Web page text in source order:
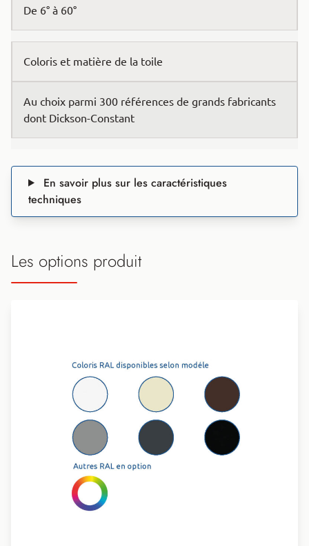
De 6° à 60°
Coloris et matière de la toile
Au choix parmi 300 références de grands fabricants
dont Dickson-Constant
En savoir plus sur les caractéristiques
techniques
Les options produit